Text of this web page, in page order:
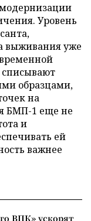
Уровень
выживания уже
списывают
образцами,
на
БМП-1 еще не
и
ей
важнее
ВПК» ускорят